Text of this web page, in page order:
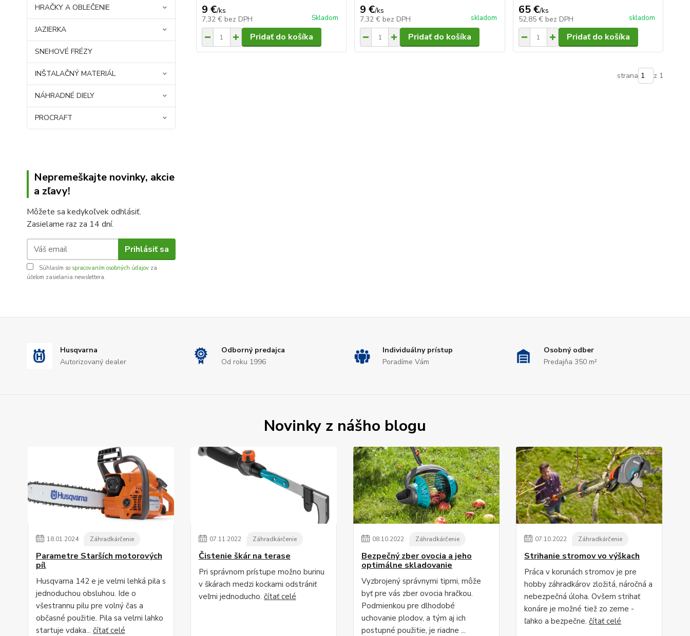
HRAČKY A OBLEČENIE
JAZIERKA
SNEHOVÉ FRÉZY
INŠTALAČNÝ MATERIÁL
NÁHRADNÉ DIELY
PROCRAFT
Nepremeškajte novinky, akcie
a zľavy!
Môžete sa kedykoľvek odhlásiť.
Zasielame raz za 14 dní.
Prihlásiť sa
Súhlasím so spracovaním osobných údajov za
účelom zasielania newslettera.
9 €/ks
7,32 € bez DPH Skladom
Pridať do košíka
9 €/ks
7,32 € bez DPH skladom
Pridať do košíka
65 €/ks
52,85 € bez DPH skladom
Pridať do košíka
strana z 1
Husqvarna
Autorizovaný dealer
Odborný predajca
Od roku 1996
Individuálny prístup
Poradíme Vám
Osobný odber
Predajňa 350 m²
Novinky z nášho blogu
18.01.2024 Záhradkárčenie
Parametre Starších motorových
píl
Husqvarna 142 e je velmi lehká pila s
jednoduchou obsluhou. Ide o
všestrannu pilu pre volný čas a
občasné použitie. Pila sa velmi lahko
startuje vdaka... čítať celé
07.11.2022 Záhradkárčenie
Čistenie škár na terase
Pri správnom prístupe možno burinu
v škárach medzi kockami odstrániť
veľmi jednoducho. čítať celé
08.10.2022 Záhradkárčenie
Bezpečný zber ovocia a jeho
optimálne skladovanie
Vyzbrojený správnymi tipmi, môže
byť pre vás zber ovocia hračkou.
Podmienkou pre dlhodobé
uchovanie plodov, a tým aj ich
postupné použitie, je riadne ...
07.10.2022 Záhradkárčenie
Strihanie stromov vo výškach
Práca v korunách stromov je pre
hobby záhradkárov zložitá, náročná a
nebezpečná úloha. Ovšem strihať
konáre je možné tiež zo zeme -
ľahko a bezpečne.čítať celé